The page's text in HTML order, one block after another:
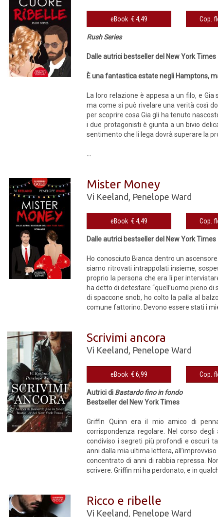
eBook € 4,49
Rush Series
Dalle autrici bestseller del New York Times
È una fantastica estate negli Hamptons,
La loro relazione è appesa a un filo, e
ma come si può rivelare una verità così
per scoprire cosa Gia gli ha tenuto
i due protagonisti è giunta a un bivio
sentimento che li lega dovrà superare la
...
Mister Money
Vi Keeland Penelope Ward
eBook € 4,49
Dalle autrici bestseller del New York Times
Ho conosciuto Bianca dentro un
siamo ritrovati intrappolati insieme,
proprio la persona che era lì per
ha detto di detestare “quell’uomo pieno di
di spaccone snob, ho colto la palla al
comune fattorino. Devono essere stati i
Scrivimi ancora
Vi Keeland Penelope Ward
eBook € 6,99
Autrici di Bastardo fino in fondo
Bestseller del New York Times
Griffin Quinn era il mio amico di
corrispondenza regolare. Nel corso
condiviso i segreti più profondi e oscuri
anni dalla mia ultima lettera,
concentrato di anni di rabbia repressa.
scrivere. Griffin mi ha perdonato, e in
Ricco e ribelle
Vi Keeland Penelope Ward